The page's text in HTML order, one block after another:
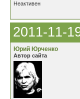
Неактивен
2011-11-
Юрий Юрченко
Автор сайта